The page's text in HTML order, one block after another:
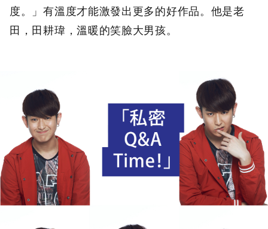
度。」有溫度才能激發出更多的好作品。他是老
田，田耕瑋，溫暖的笑臉大男孩。